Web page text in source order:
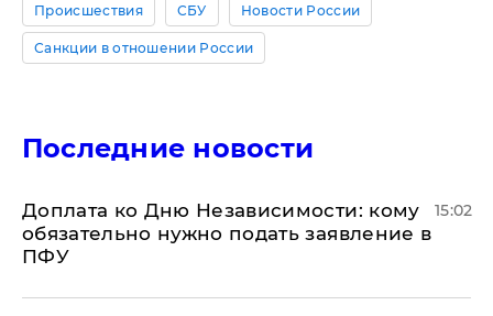
Происшествия СБУ Новости России
Санкции в отношении России
Последние новости
Доплата ко Дню Независимости: кому
обязательно нужно подать заявление в
ПФУ
15:02